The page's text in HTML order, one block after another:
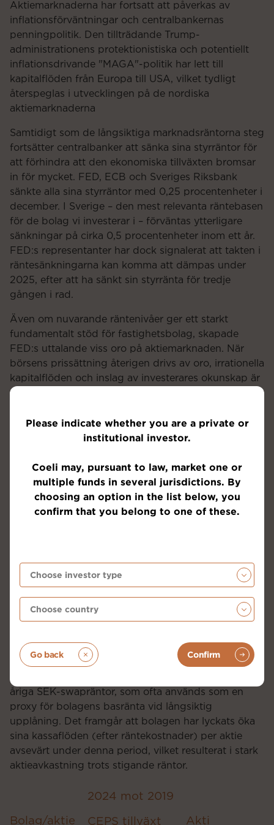
Aktiemarknaderna har fortsatt att påverkas av
inflationsförväntningar och centralbankernas
penningpolitik. Den tillträdande Trump-
administrationens protektionistiska och potentiellt
inflationsdrivande "MAGA"-politik har lett till
kapitalflöden från Europa till USA, vilket tydligt
återspeglas i utvecklingen på de nordiska
aktiemarknaderna
Samtidigt som de långsiktiga marknadsräntorna steg
fortsätter centralbanker att sänka sina styrräntor för
att förhindra att den ekonomiska tillväxten bromsar
in för mycket. FED, ECB och Sveriges Riksbank
sänkte alla sina styrräntor med 0,25 procentenheter i
december. I Sverige – den mest relevanta räntebasen
för de bolag vi investerar i – förväntas ytterligare
sänkningar på cirka 0,5 procentenheter inom ett år.
FED:s representanter har dock signalerat att takten i
räntesänkningarna kan komma att dämpas under
2025, efter att ha sänkt sin styrränta för tredje
gången i rad.
Även om nuvarande räntenivåer ger ett starkt
fundamentalt stöd för fastighetsbolag, skapade
FED:s uttalande viss oro på aktiemarknaden. När
börsens prissättning återigen drivs av oro, irrationella
kapitalflöden och inslag av investerares okunskap är
det viktigt att ta ett steg tillbaka och skaffa sig ett
trenderna. Det är dessa trender som i slutändan
driver stark avkastning för oss investerare.
Att aktiekurser reagerar direkt negativt på stigande
marknadsräntor är ett återkommande fenomen. Men
så länge inflation och räntor justeras upp successivt
utgör det inget hot mot fastighetsbolagens förmåga
indexerade hyresintäkter och ofta långfristiga
räntebindningar.
Tabellerna nedan illustrerar tydligt
fastighetsbolagens motståndskraft mot stigande
fundamentala utveckling och aktieavkastning från
september 2019 till slutet av 2024, en period med
åriga SEK-swapräntor, som ofta används som en
proxy för bolagens basränta vid långsiktig
upplåning. Det framgår att bolagen har lyckats öka
sina kassaflöden (efter räntekostnader) per aktie
avsevärt under denna period, vilket resulterat i stark
aktieavkastning trots stigande räntor.
Bolag/aktie
2024 mot 2019
CEPS tillväxt
Please indicate whether you are a private or
institutional investor.
Coeli may, pursuant to law, market one or
multiple funds in several jurisdictions. By
choosing an option in the list below, you
confirm that you belong to one of these.
Go back Confirm